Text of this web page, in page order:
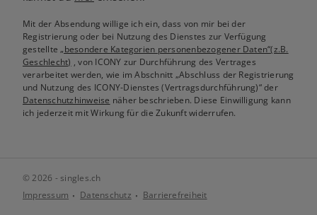
Mit der Absendung willige ich ein, dass von mir bei der
Registrierung oder bei Nutzung des Dienstes zur Verfügung
gestellte„besondere Kategorien personenbezogener Daten“(z.B.
Geschlecht) , von ICONY zur Durchführung des Vertrages
verarbeitet werden, wie im Abschnitt „Abschluss der Registrierung
und Nutzung des ICONY-Dienstes (Vertragsdurchführung)“ der
Datenschutzhinweise näher beschrieben. Diese Einwilligung kann
ich jederzeit mit Wirkung für die Zukunft widerrufen.
© 2026 - singles.ch
Impressum
Datenschutz Barrierefreiheit